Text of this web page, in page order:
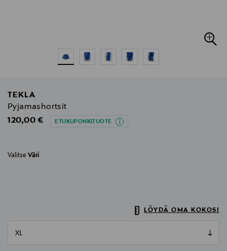
TEKLA
Pyjamashortsit
Original Price
120,00 € ETUKUPONKITUOTE
Valitse Väri
LÖYDÄ OMA KOKOSI